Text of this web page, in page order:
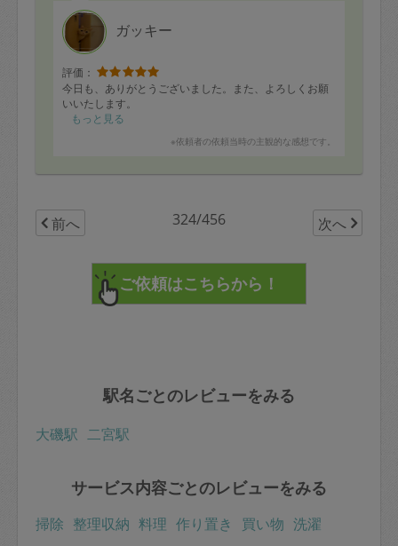
ガッキー
評価：
今日も、ありがとうございました。また、よろしくお願
いいたします。
もっと見る
※依頼者の依頼当時の主観的な感想です。
前へ 324/456 次へ
駅名ごとのレビューをみる
大磯駅 二宮駅
サービス内容ごとのレビューをみる
掃除 整理収納 料理 作り置き 買い物 洗濯